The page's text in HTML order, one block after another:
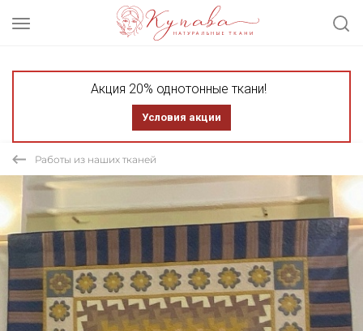
Акция 20% однотонные ткани!
Условия акции
Работы из наших тканей